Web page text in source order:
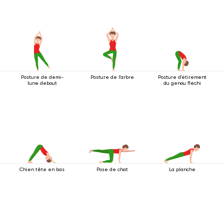
Posture de demi-
lune debout
Posture de l'arbre
Posture d'étirement
du genou fléchi
Chien tête en bas Pose de chat La planche